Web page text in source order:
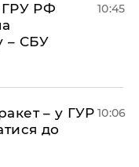
ГРУ РФ
– СБУ
10:45
– у ГУР
до
10:06